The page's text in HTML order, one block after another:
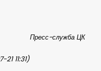
Пресс-служба ЦК
11:31)